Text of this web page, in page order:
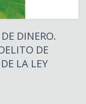
DINERO.
DE
LA LEY